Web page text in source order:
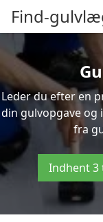
Find-
Leder du efter en
din gulvopgave
fra
Indhent